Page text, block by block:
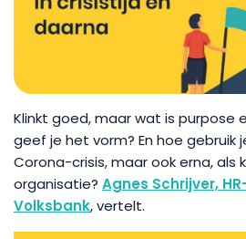
Klinkt goed, maar wat is purpose
geef je het vorm? En hoe gebruik
Corona-crisis, maar ook erna, als
organisatie? Agnes Schrijver,
Volksbank, vertelt.